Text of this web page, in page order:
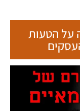
על הטעות